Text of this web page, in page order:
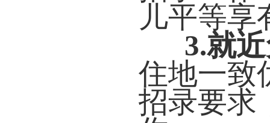
儿平等享
3.就
住地一致
招录要求